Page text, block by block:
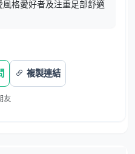
格愛好者及注重足部舒適
複製連結
友